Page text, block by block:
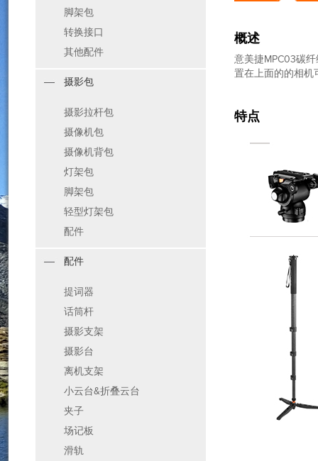
脚架包
转换接口
其他配件
摄影包
摄影拉杆包
摄像机包
摄像机背包
灯架包
脚架包
轻型灯架包
配件
配件
提词器
话筒杆
摄影支架
摄影台
离机支架
小云台&折叠云台
夹子
场记板
滑轨
概述
意美捷MPC03碳
置在上面的的相机
特点